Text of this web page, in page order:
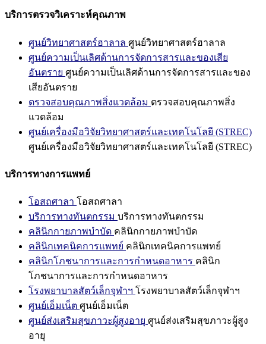
บริการตรวจวิเคราะห์คุณภาพ
ศูนย์วิทยาศาสตร์ฮาลาล ศูนย์วิทยาศาสตร์ฮาลาล
ศูนย์ความเป็นเลิศด้านการจัดการสารและของเสีย
อันตราย ศูนย์ความเป็นเลิศด้านการจัดการสารและของ
เสียอันตราย
ตรวจสอบคุณภาพสิ่งแวดล้อม ตรวจสอบคุณภาพสิ่ง
แวดล้อม
ศูนย์เครื่องมือวิจัยวิทยาศาสตร์และเทคโนโลยี (STREC)
ศูนย์เครื่องมือวิจัยวิทยาศาสตร์และเทคโนโลยี (STREC)
บริการทางการแพทย์
โอสถศาลา โอสถศาลา
บริการทางทันตกรรม บริการทางทันตกรรม
คลินิกกายภาพบำบัด คลินิกกายภาพบำบัด
คลินิกเทคนิคการแพทย์ คลินิกเทคนิคการแพทย์
คลินิกโภชนาการและการกำหนดอาหาร คลินิก
โภชนาการและการกำหนดอาหาร
โรงพยาบาลสัตว์เล็กจุฬาฯ โรงพยาบาลสัตว์เล็กจุฬาฯ
ศูนย์เอ็มเน็ต ศูนย์เอ็มเน็ต
ศูนย์ส่งเสริมสุขภาวะผู้สูงอายุ ศูนย์ส่งเสริมสุขภาวะผู้สูง
อายุ